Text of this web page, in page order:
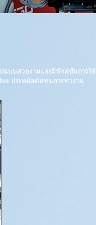
แบบสวยงามและมีฟังค์ชั่นการใช้
ะ ประหยัดต้นทุนการทำงาน